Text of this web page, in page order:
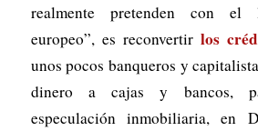
realmente pretenden con el
europeo”, es reconvertir los
unos pocos banqueros y
dinero a cajas y bancos,
especulación inmobiliaria, en